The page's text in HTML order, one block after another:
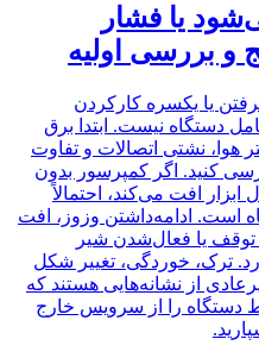
یا فشار
و بررسی اولیه
یا یکسره کارکردن
دستگاه نیست. ابتدا برق
هوا، نشتی اتصالات و تفاوت
کنید. اگر کمپرسور بدون
ابزار افت می‌کند، احتمالاً
است. ادامه‌داشتن وزوز، افت
توقف یا فعال‌شدن شیر
ترک، خوردگی، تغییر شکل
از نشانه‌هایی هستند که
دستگاه را از سرویس خارج